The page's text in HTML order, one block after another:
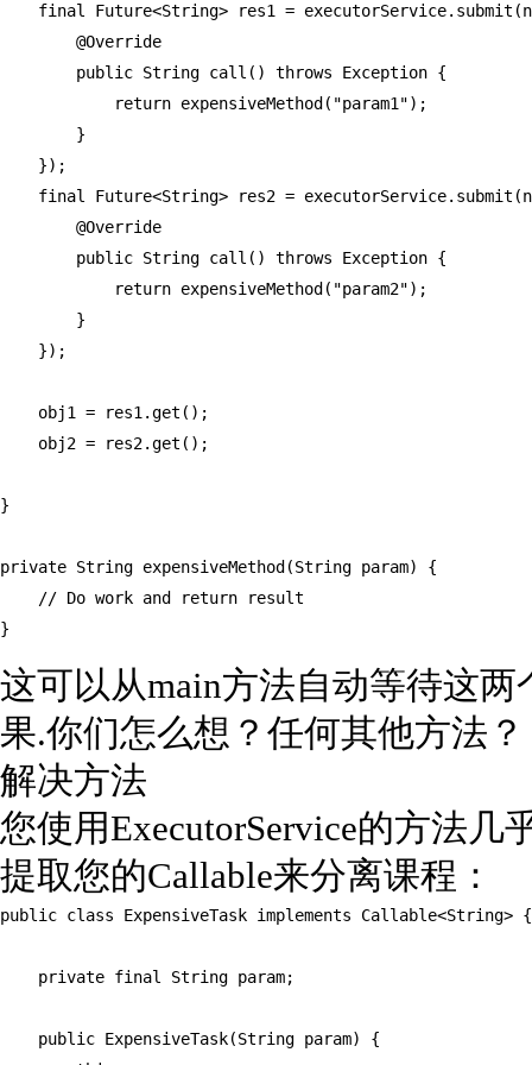
final Future<String> res1 =
        @Override
        public String call() throws Exception {
            return expensiveMethod("param1");
        }
    });
final Future<String> res2 =
        @Override
        public String call() throws Exception {
            return expensiveMethod("param2");
        }
    });
    obj1 = res1.get();
    obj2 = res2.get();
}
private String expensiveMethod(String param) {
    // Do work and return result
}
这可以从main方法自动等待这
果.你们怎么想？任何其他方法？
解决方法
您使用ExecutorService的方法
提取您的Callable来分离课程：
public class ExpensiveTask implements Callable<String> {
    private final String param;
    public ExpensiveTask(String param) {